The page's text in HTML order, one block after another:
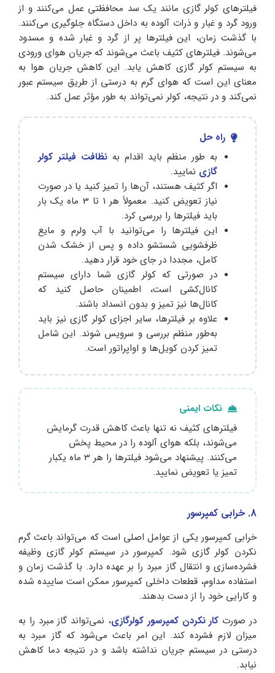
فیلترهای کولر گازی مانند یک سد محافظتی عمل می‌کنند و از
ورود گرد و غبار و ذرات آلوده به داخل دستگاه جلوگیری می‌کنند.
با گذشت زمان، این فیلترها پر از گرد و غبار شده و مسدود
می‌شوند. فیلترهای کثیف باعث می‌شوند که جریان هوای ورودی
به سیستم کولر گازی کاهش یابد. این کاهش جریان هوا به
معنای این است که هوای گرم به درستی از طریق سیستم عبور
نمی‌کند و در نتیجه، کولر نمی‌تواند به طور مؤثر عمل کند.
راه حل
به‌ طور منظم باید اقدام به نظافت فیلتر کولر
گازی نمایید.
اگر کثیف هستند، آن‌ها را تمیز کنید یا در صورت
نیاز تعویض کنید. معمولاً هر 1 تا 3 ماه یک بار
باید فیلترها را بررسی کرد.
این فیلترها را می‌توانید با آب ولرم و مایع
ظرفشویی شستشو داده و پس از خشک شدن
کامل، مجددا در جای خود قرار دهید.
در صورتی که کولر گازی شما دارای سیستم
کانال‌کشی است، اطمینان حاصل کنید که
کانال‌ها نیز تمیز و بدون انسداد باشند.
علاوه بر فیلترها، سایر اجزای کولر گازی نیز باید
به‌طور منظم بررسی و سرویس شوند. این شامل
تمیز کردن کویل‌ها و اواپراتور است.
نکات ایمنی
فیلترهای کثیف نه تنها باعث کاهش قدرت گرمایش
می‌شوند، بلکه هوای آلوده را در محیط پخش
می‌کنند. پیشنهاد می‌شود فیلترها را هر 3 ماه یکبار
تمیز یا تعویض نمایید.
8. خرابی کمپرسور
خرابی کمپرسور یکی از عوامل اصلی است که می‌تواند باعث گرم
نکردن کولر گازی شود. کمپرسور در سیستم کولر گازی وظیفه
فشرده‌سازی و انتقال گاز مبرد را بر عهده دارد. با گذشت زمان و
استفاده مداوم، قطعات داخلی کمپرسور ممکن است ساییده شده
و کارایی خود را از دست بدهند.
در صورت کار نکردن کمپرسور کولرگازی، نمی‌تواند گاز مبرد را به
میزان لازم فشرده کند. این امر باعث می‌شود که گاز مبرد به
درستی در سیستم جریان نداشته باشد و در نتیجه دما کاهش
نیابد.